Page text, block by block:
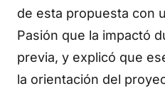
de esta propuesta con
Pasión que la impactó
previa, y explicó que
la orientación del